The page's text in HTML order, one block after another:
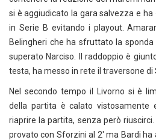
si è aggiudicato la gara salvezza e
in Serie B evitando i playout.
Belingheri che ha sfruttato la
superato Narciso. Il raddoppio è
testa, ha messo in rete il traversone di
Nel secondo tempo il Livorno si è
della partita è calato vistosamente
riaprire la partita, senza però
provato con Sforzini al 2′ ma Bardi